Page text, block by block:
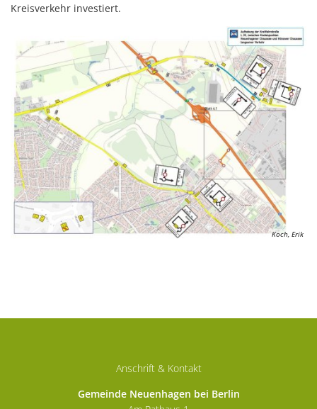
Kreisverkehr investiert.
Koch, Erik
Anschrift & Kontakt
Gemeinde Neuenhagen bei Berlin